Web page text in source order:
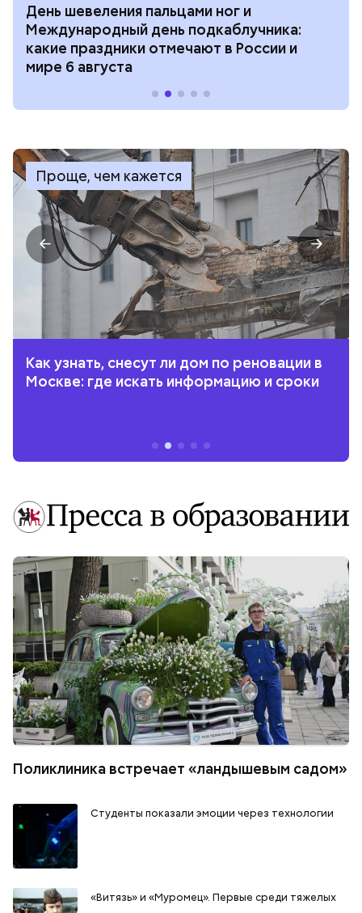
День шевеления пальцами ног и
Международный день подкаблучника:
какие праздники отмечают в России и
мире 6 августа
Проще, чем кажется
Как узнать, снесут ли дом по реновации в
Москве: где искать информацию и сроки
Поликлиника встречает «ландышевым садом»
Студенты показали эмоции через технологии
«Витязь» и «Муромец». Первые среди тяжелых